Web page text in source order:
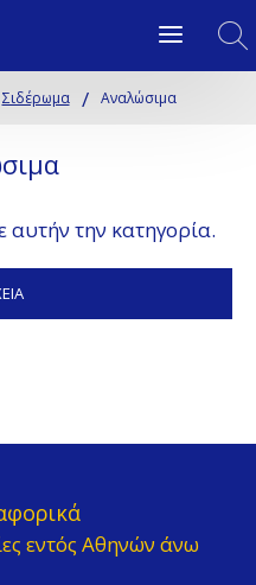
Σιδέρωμα Αναλώσιμα
την κατηγορία.
εντός Αθηνών άνω